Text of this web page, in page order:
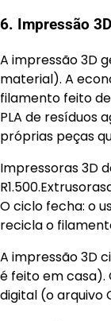
6. Impressão
A impressão 3D
material). A
filamento feito
PLA de resíduos
próprias peças
Impressoras 3D
O ciclo fecha: o
recicla o
A impressão 3D
é feito em casa).
digital (o arquivo